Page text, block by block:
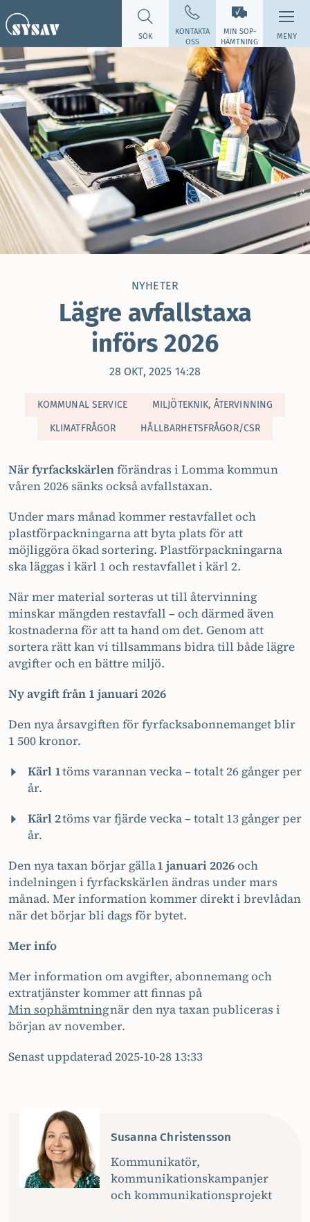
MIN SOP­
HÄMTNING
SÖK
KONTAKTA
OSS
MENY
NYHETER
Lägre avfallstaxa
införs 2026
28 OKT, 2025 14:28
KOMMUNAL SERVICE
MILJÖTEKNIK, ÅTERVINNING
KLIMATFRÅGOR
HÅLLBARHETSFRÅGOR/CSR
När fyrfackskärlenförändras i Lomma kommun
våren 2026 sänks också avfallstaxan.
Under mars månad kommer restavfallet och
plastförpackningarna att byta plats för att
möjliggöra ökad sortering. Plastförpackningarna
ska läggas i kärl 1 och restavfallet i kärl 2.
När mer material sorteras ut till återvinning
minskar mängden restavfall – och därmed även
kostnaderna för att ta hand om det. Genom att
sortera rätt kan vi tillsammans bidra till både lägre
avgifter och en bättre miljö.
Ny avgift från 1 januari 2026
Den nya årsavgiften för fyrfacksabonnemanget blir
1 500 kronor.
Kärl 1töms varannan vecka – totalt 26 gånger per
år.
Kärl 2töms var fjärde vecka – totalt 13 gånger per
år.
Den nya taxan börjar gälla1 januari 2026och
indelningen i fyrfackskärlen ändras under mars
månad. Mer information kommer direkt i brevlådan
när det börjar bli dags för bytet.
Mer info
Mer information om avgifter, abonnemang och
extratjänster kommer att finnas på
Min sophämtningnär den nya taxan publiceras i
början av november.
Senast uppdaterad 2025-10-28 13:33
Susanna Christensson
Kommunikatör,
kommunikationskampanjer
och kommunikationsprojekt